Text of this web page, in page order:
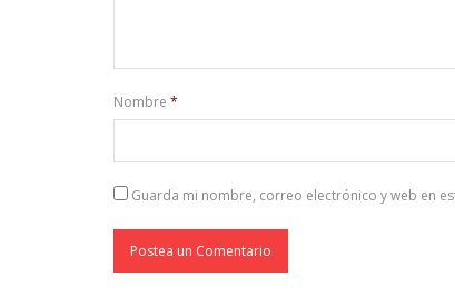
Nombre *
Guarda mi nombre, correo electrónico y web en